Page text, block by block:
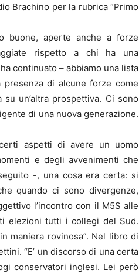
Brachino per la rubrica “Primo
buone, aperte anche a forze
rispetto a chi ha una
continuato – abbiamo una lista
di alcune forze come
un’altra prospettiva. Ci sono
di una nuova generazione.
aspetti di avere un uomo
e degli avvenimenti che
-, una cosa era certa: si
quando ci sono divergenze,
l’incontro con il M5S alle
elezioni tutti i collegi del Sud.
maniera rovinosa”. Nel libro di
“E’ un discorso di una certa
conservatori inglesi. Lei però